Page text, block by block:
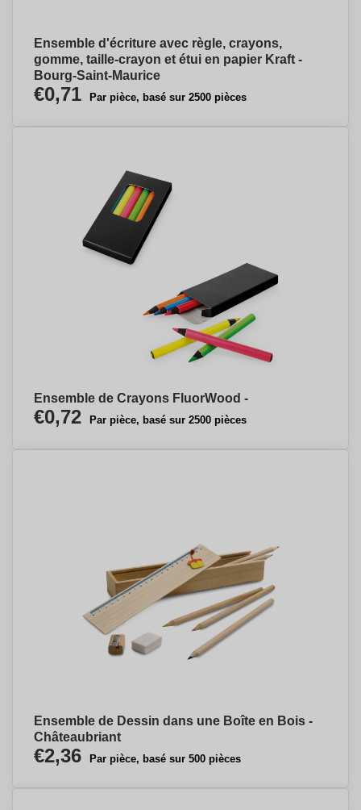
Ensemble d'écriture avec règle, crayons,
gomme, taille-crayon et étui en papier Kraft -
Bourg-Saint-Maurice
€0,71 Par pièce, basé sur 2500 pièces
Ensemble de Crayons FluorWood -
€0,72 Par pièce, basé sur 2500 pièces
Ensemble de Dessin dans une Boîte en Bois -
Châteaubriant
€2,36 Par pièce, basé sur 500 pièces